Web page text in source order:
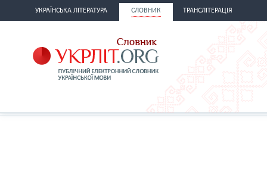
УКРАЇНСЬКА ЛІТЕРАТУРА СЛОВНИК ТРАНСЛІТЕРАЦІЯ